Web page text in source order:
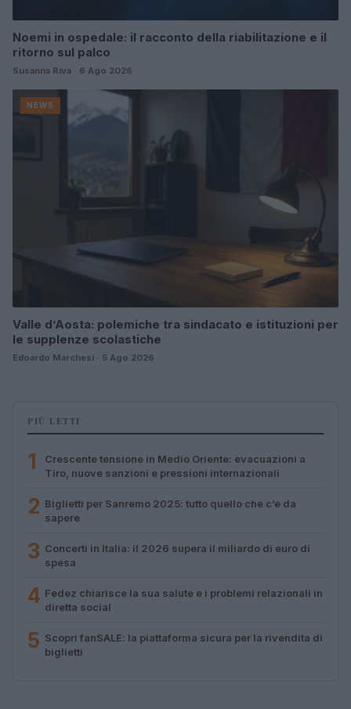
Noemi in ospedale: il racconto della riabilitazione e il
ritorno sul palco
Susanna Riva · 6 Ago 2026
NEWS
Valle d’Aosta: polemiche tra sindacato e istituzioni per
le supplenze scolastiche
Edoardo Marchesi · 5 Ago 2026
PIÙ LETTI
1
Crescente tensione in Medio Oriente: evacuazioni a
Tiro, nuove sanzioni e pressioni internazionali
2 Biglietti per Sanremo 2025: tutto quello che c’è da
sapere
3 Concerti in Italia: il 2026 supera il miliardo di euro di
spesa
4 Fedez chiarisce la sua salute e i problemi relazionali in
diretta social
5 Scopri fanSALE: la piattaforma sicura per la rivendita di
biglietti